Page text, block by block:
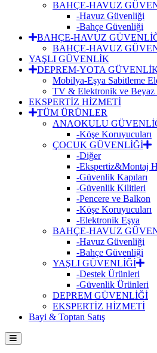
BAHÇE-HAVUZ
-Havuz Güvenliği
-Bahçe Güvenliği
BAHÇE-HAVUZ
BAHÇE-HAVUZ
YAŞLI GÜVENLİK
DEPREM-YOTA
Mobilya-Eşya Sabitleme
TV & Elektronik ve Beyaz
EKSPERTİZ HİZMETİ
TÜM ÜRÜNLER
ANAOKULU
-Köşe Koruyucuları
ÇOCUK GÜVENLİĞİ
-Diğer
-Ekspertiz&Montaj
-Güvenlik Kapıları
-Güvenlik Kilitleri
-Pencere ve Balkon
-Köşe Koruyucuları
-Elektronik Eşya
BAHÇE-HAVUZ
-Havuz Güvenliği
-Bahçe Güvenliği
YAŞLI GÜVENLİĞİ
-Destek Ürünleri
-Güvenlik Ürünleri
DEPREM GÜVENLİĞİ
EKSPERTİZ HİZMETİ
Bayi & Toptan Satış